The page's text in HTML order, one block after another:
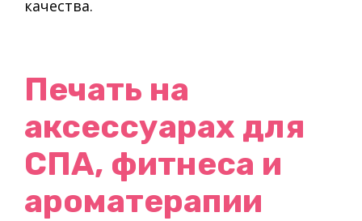
качества.
Печать на
аксессуарах для
СПА, фитнеса и
ароматерапии